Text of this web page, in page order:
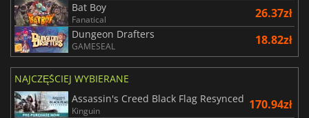
Bat Boy
Fanatical 26.37zł
Dungeon Drafters
GAMESEAL 18.82zł
NAJCZĘŚCIEJ WYBIERANE
Assassin's Creed Black Flag Resynced
Kinguin 170.94zł